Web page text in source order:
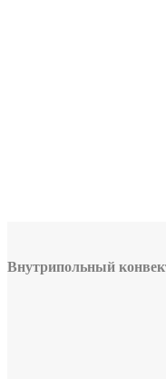
Внутрипольный